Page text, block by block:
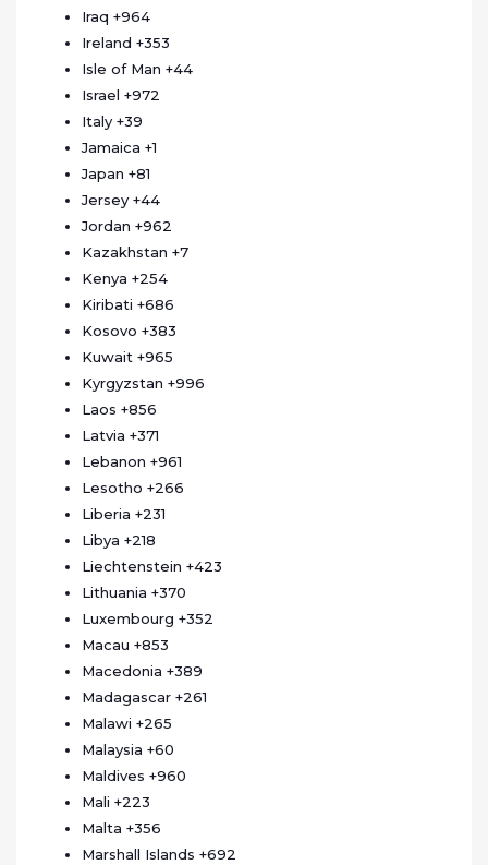
Iraq +964
Ireland +353
Isle of Man +44
Israel +972
Italy +39
Jamaica +1
Japan +81
Jersey +44
Jordan +962
Kazakhstan +7
Kenya +254
Kiribati +686
Kosovo +383
Kuwait +965
Kyrgyzstan +996
Laos +856
Latvia +371
Lebanon +961
Lesotho +266
Liberia +231
Libya +218
Liechtenstein +423
Lithuania +370
Luxembourg +352
Macau +853
Macedonia +389
Madagascar +261
Malawi +265
Malaysia +60
Maldives +960
Mali +223
Malta +356
Marshall Islands +692